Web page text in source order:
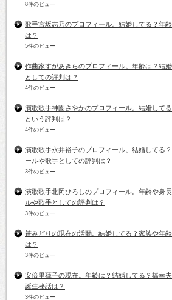
8件のビュー
歌手宮坂志乃のプロフィール。結婚してる？年
は？
5件のビュー
作曲家すがあきらのプロフィール。年齢は？結
としての評判は？
4件のビュー
演歌歌手神園さやかのプロフィール。結婚して
という評判は？
4件のビュー
演歌歌手永井裕子のプロフィール。結婚してる
ールや歌手としての評判は？
3件のビュー
演歌歌手北岡ひろしのプロフィール。年齢や身
ルや歌手としての評判は？
3件のビュー
笹みどりの現在の活動。結婚してる？家族や年
は？
3件のビュー
安倍里葎子の現在。年齢は？結婚してる？橋幸
誕生秘話は？
3件のビュー